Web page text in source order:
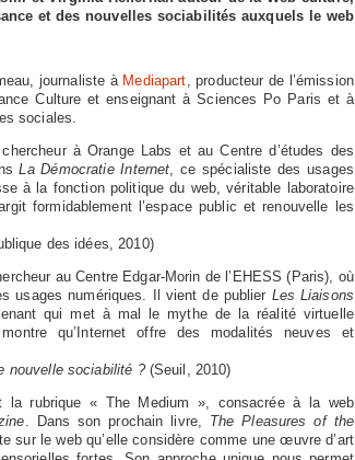
et des nouvelles sociabilités auxquels le web
journaliste à Mediapart , producteur de l’émission
Culture et enseignant à Sciences Po Paris et à
sociales.
à Orange Labs et au Centre d’études des
La Démocratie Internet , ce spécialiste des usages
à la fonction politique du web, véritable laboratoire
formidablement l’espace public et renouvelle les
des idées, 2010)
au Centre Edgar-Morin de l’EHESS (Paris), où
usages numériques. Il vient de publier Les Liaisons
qui met à mal le mythe de la réalité virtuelle
qu’Internet offre des modalités neuves et
nouvelle sociabilité ?(Seuil, 2010)
la rubrique « The Medium », consacrée à la web
. Dans son prochain livre, The Pleasures of the
sur le web qu’elle considère comme une œuvre d’art